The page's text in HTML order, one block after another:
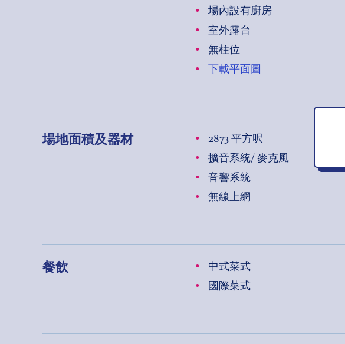
場內設有廚房
室外露台
無柱位
下載平面圖
場地面積及器材
2873 平方呎
擴音系統/ 麥克風
音響系統
無線上網
餐飲
中式菜式
國際菜式